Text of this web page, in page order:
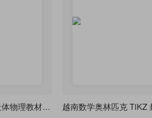
Tikz 绘制粒子天体物理教材封面